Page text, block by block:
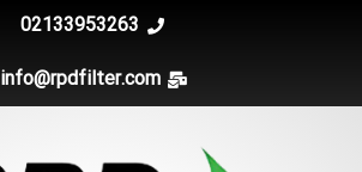
02133953263
info@rpdfilter.com